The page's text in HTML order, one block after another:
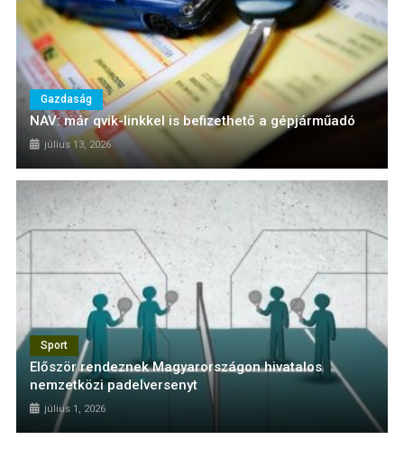
Gazdaság
NAV: már qvik-linkkel is befizethető a gépjárműadó
július 13, 2026
Sport
Először rendeznek Magyarországon hivatalos
nemzetközi padelversenyt
július 1, 2026